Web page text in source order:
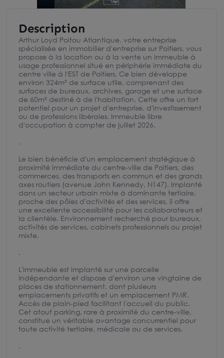
Description
Arthur Loyd Poitou Atlantique, votre entreprise
spécialisée en immobilier d'entreprise sur Poitiers, vous
propose à la location ou à la vente un immeuble à
usage professionnel situé en périphérie immédiate du
centre ville à l'EST de Poitiers. Ce bien développe
environ 324m² de surface utile, comprenant des
surfaces de bureaux, archives, garage et une surface
de 60m² destiné à de l'habitation. Cette offre un fort
potentiel pour un projet d'entreprise, d'investissement
ou de professions libérales. Immeuble libre
d'occupation à compter de juillet 2026.
.
Le bien bénéficie d'un emplacement stratégique à
proximité immédiate du centre-ville de Poitiers, des
commerces, des transports en commun et des grands
axes routiers (avenue John Kennedy, N147). Implanté
dans un secteur urbain mixte à dominante tertiaire,
proche des pôles d'activités et des services, il offre
une excellente accessibilité pour les collaborateurs et
la clientèle. Environnement recherché pour bureaux,
activités de services, cabinets professionnels ou projet
mixte.
.
L'immeuble est implanté sur une parcelle
indépendante et dispose d'environ une vingtaine de
places de stationnement, dont plusieurs
emplacements privatifs et un emplacement PMR.
Accès de plain-pied facilitant l'accueil du public.
Cet atout parking, rare à proximité du centre-ville,
constitue un véritable avantage concurrentiel pour
toute activité tertiaire, médicale ou de services.
.